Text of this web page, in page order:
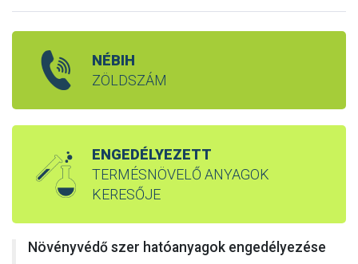
NÉBIH
ZÖLDSZÁM
ENGEDÉLYEZETT
TERMÉSNÖVELŐ ANYAGOK
KERESŐJE
Növényvédő szer hatóanyagok engedélyezése